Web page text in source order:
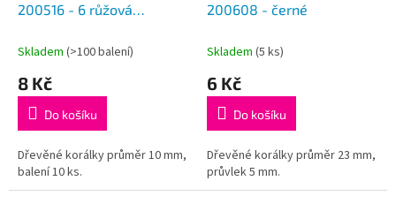
200516 - 6 růžová
Skladem (>100 balení)
8 Kč
Do košíku
Dřevěné korálky průměr 10 mm,
balení 10 ks.
200608 - černé
Skladem (5 ks)
6 Kč
Do košíku
Dřevěné korálky průměr 23 mm,
průvlek 5 mm.